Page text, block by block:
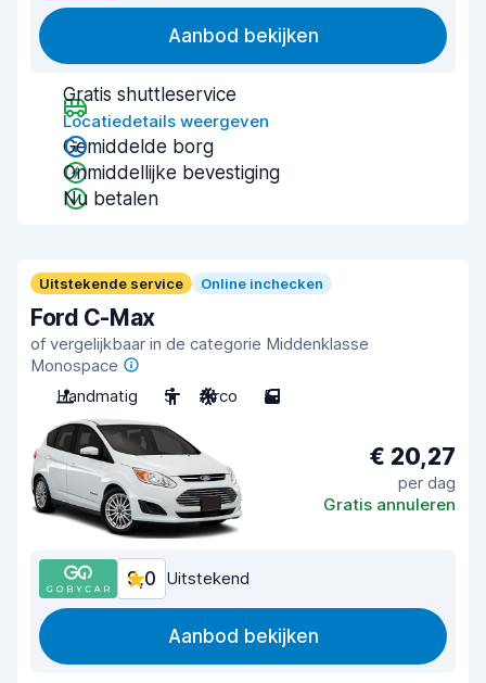
Aanbod bekijken
Gratis shuttleservice
Locatiedetails weergeven
Gemiddelde borg
Onmiddellijke bevestiging
Nu betalen
Uitstekende service Online inchecken
Ford C-Max
of vergelijkbaar in de categorie Middenklasse
Monospace
Handmatig
5 Airco 5
€ 20,27
per dag
Gratis annuleren
9,0 Uitstekend
Aanbod bekijken